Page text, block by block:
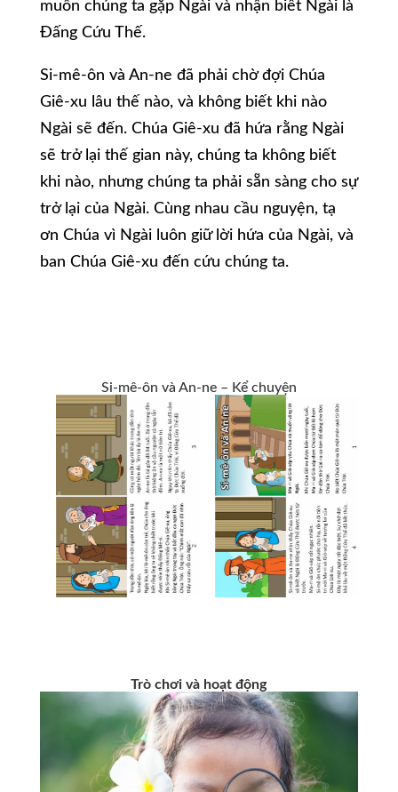
muốn chúng ta gặp Ngài và nhận biết Ngài là
Đấng Cứu Thế.
Si-mê-ôn và An-ne đã phải chờ đợi Chúa
Giê-xu lâu thế nào, và không biết khi nào
Ngài sẽ đến. Chúa Giê-xu đã hứa rằng Ngài
sẽ trở lại thế gian này, chúng ta không biết
khi nào, nhưng chúng ta phải sẵn sàng cho sự
trở lại của Ngài. Cùng nhau cầu nguyện, tạ
ơn Chúa vì Ngài luôn giữ lời hứa của Ngài, và
ban Chúa Giê-xu đến cứu chúng ta.
Si-mê-ôn và An-ne – Kể chuyện
Trò chơi và hoạt động